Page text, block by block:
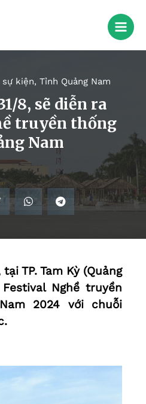
kiện, Tỉnh Quảng Nam
8, sẽ diễn ra
truyền thống
Nam
TP. Tam Kỳ (Quảng
Nghề truyền
2024 với chuỗi